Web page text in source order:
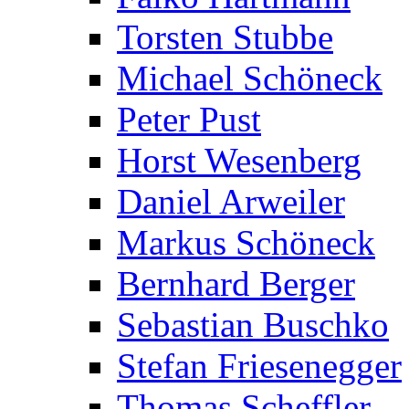
Torsten Stubbe
Michael Schöneck
Peter Pust
Horst Wesenberg
Daniel Arweiler
Markus Schöneck
Bernhard Berger
Sebastian Buschko
Stefan Friesenegger